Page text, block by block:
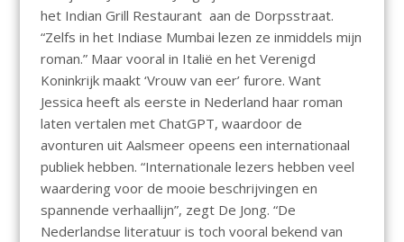
o
k
p
p
het Indian Grill Restaurant aan de Dorpsstraat.
“Zelfs in het Indiase Mumbai lezen ze inmiddels mijn
roman.” Maar vooral in Italië en het Verenigd
Koninkrijk maakt ‘Vrouw van eer’ furore. Want
Jessica heeft als eerste in Nederland haar roman
laten vertalen met ChatGPT, waardoor de
avonturen uit Aalsmeer opeens een internationaal
publiek hebben. “Internationale lezers hebben veel
waardering voor de mooie beschrijvingen en
spannende verhaallijn”, zegt De Jong. “De
Nederlandse literatuur is toch vooral bekend van